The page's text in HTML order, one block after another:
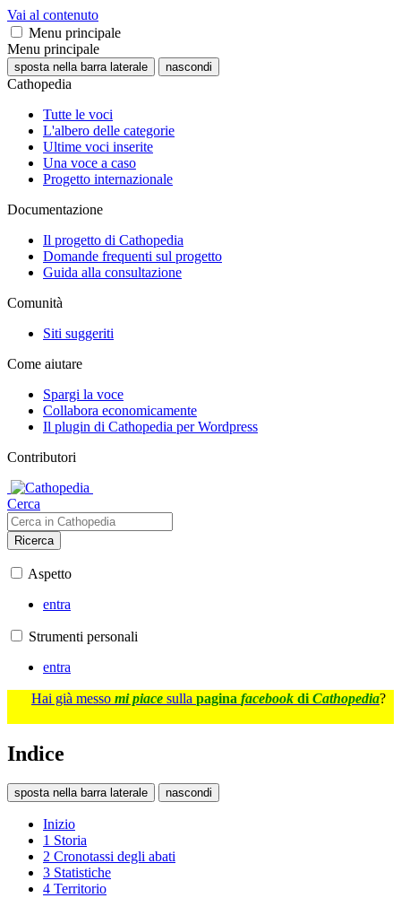
Vai al contenuto
Menu principale
Menu principale
sposta nella barra laterale nascondi
Cathopedia
Tutte le voci
L'albero delle categorie
Ultime voci inserite
Una voce a caso
Progetto internazionale
Documentazione
Il progetto di Cathopedia
Domande frequenti sul progetto
Guida alla consultazione
Comunità
Siti suggeriti
Come aiutare
Spargi la voce
Collabora economicamente
Il plugin di Cathopedia per Wordpress
Contributori
Cerca
Ricerca
Aspetto
entra
Strumenti personali
entra
Hai già messo mi piace sulla pagina facebook di Cathopedia?
Indice
sposta nella barra laterale nascondi
Inizio
1 Storia
2 Cronotassi degli abati
3 Statistiche
4 Territorio